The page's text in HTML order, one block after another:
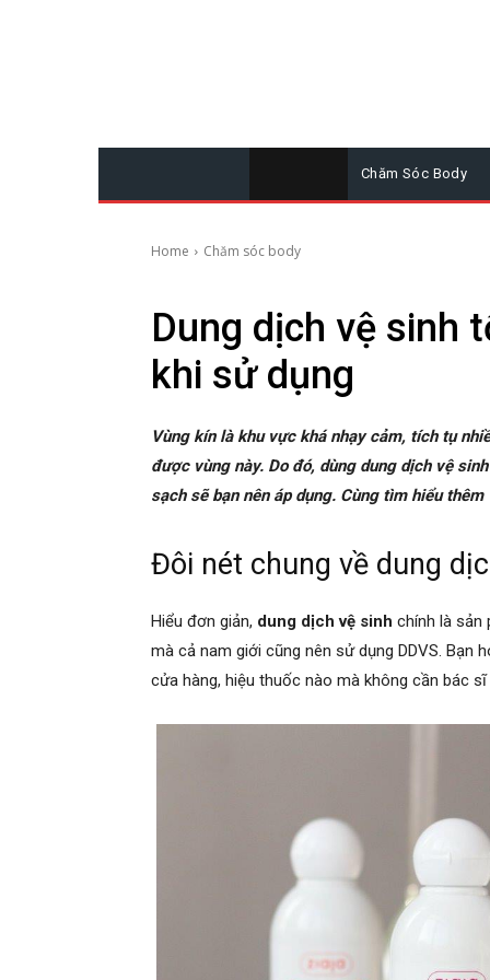
Chăm Sóc Body
Home Chăm sóc body
Dung dịch vệ sinh
khi sử dụng
Vùng kín là khu vực khá nhạy cảm, tích tụ
được vùng này. Do đó, dùng dung dịch vệ
sạch sẽ bạn nên áp dụng. Cùng tìm hiểu
Đôi nét chung về dung
Hiểu đơn giản, dung dịch vệ sinh chính là sản
mà cả nam giới cũng nên sử dụng DDVS.
cửa hàng, hiệu thuốc nào mà không cần bác